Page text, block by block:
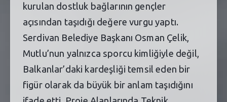
kurulan dostluk bağlarının gençler
açısından taşıdığı değere vurgu yaptı.
Serdivan Belediye Başkanı Osman Çelik,
Mutlu’nun yalnızca sporcu kimliğiyle değil,
Balkanlar’daki kardeşliği temsil eden bir
figür olarak da büyük bir anlam taşıdığını